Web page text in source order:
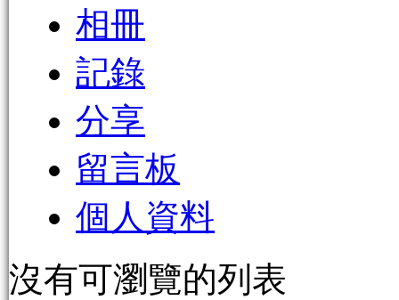
相冊
記錄
分享
留言板
個人資料
沒有可瀏覽的列表